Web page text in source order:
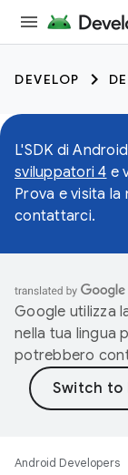
DEVELOP
L'SDK di
sviluppatori 4 e
Prova e visita
contattarci.
Google utilizza
nella tua lingua
potrebbero
Android Developers